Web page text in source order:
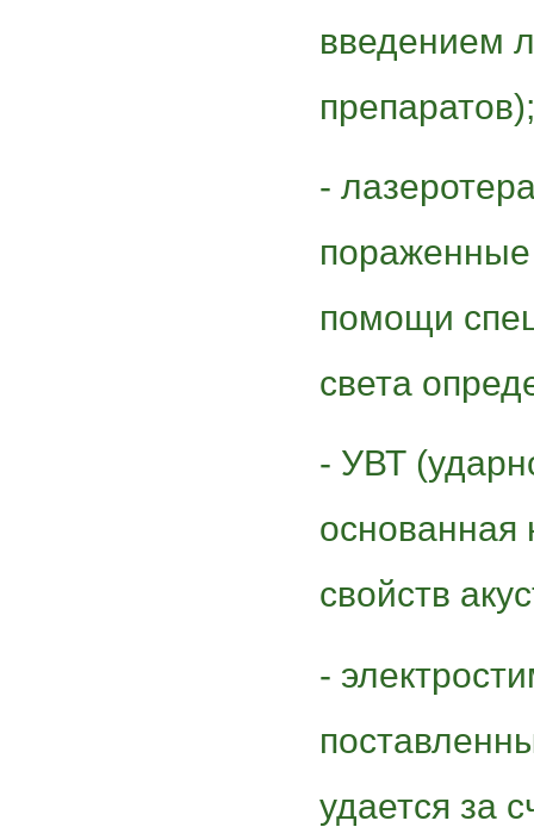
введением
препаратов);
-
помощи
света
- УВТ
основанная
свойств
-
удается за